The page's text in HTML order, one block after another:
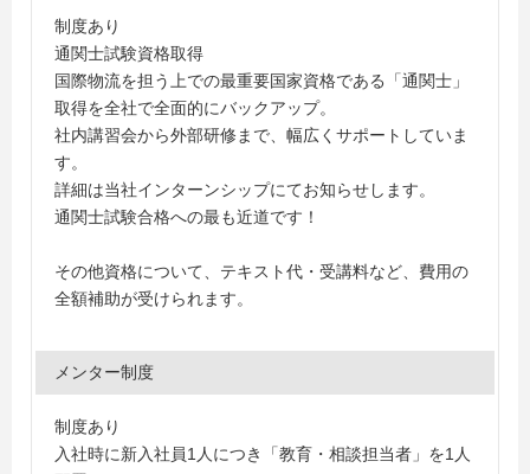
制度あり
通関士試験資格取得
国際物流を担う上での最重要国家資格である「通関士」
取得を全社で全面的にバックアップ。
社内講習会から外部研修まで、幅広くサポートしていま
す。
詳細は当社インターンシップにてお知らせします。
通関士試験合格への最も近道です！
その他資格について、テキスト代・受講料など、費用の
全額補助が受けられます。
メンター制度
制度あり
入社時に新入社員1人につき「教育・相談担当者」を1人